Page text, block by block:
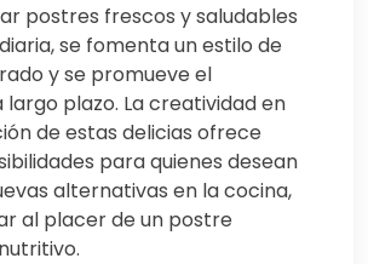
postres frescos y saludables
se fomenta un estilo de
y se promueve el
largo plazo. La creatividad en
de estas delicias ofrece
para quienes desean
alternativas en la cocina,
al placer de un postre